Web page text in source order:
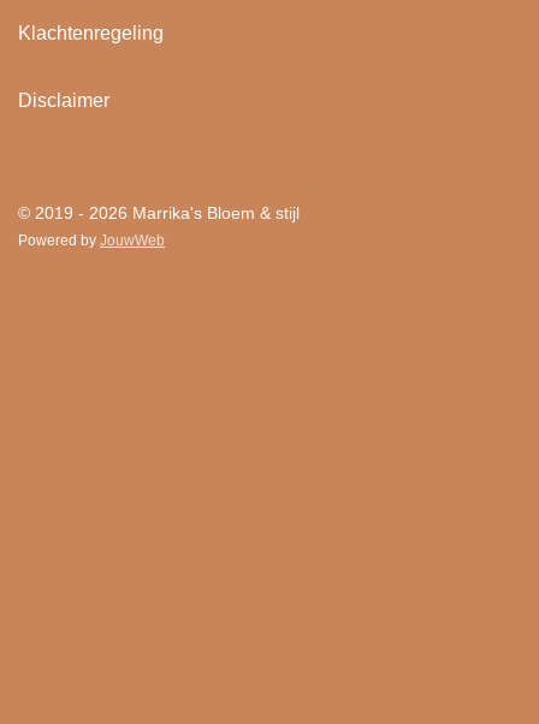
Klachtenregeling
Disclaimer
© 2019 - 2026 Marrika's Bloem & stijl
Powered by JouwWeb